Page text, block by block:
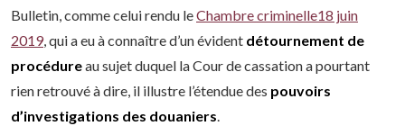
Bulletin, comme celui rendu leChambre criminelle18 juin
2019, qui a eu à connaître d’un évident détournement de
procédureau sujet duquel la Cour de cassation a pourtant
rien retrouvé à dire, il illustre l’étendue des pouvoirs
d’investigations des douaniers.